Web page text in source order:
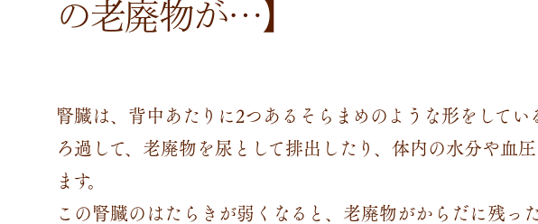
の老廃物が…】
腎臓は、背中あたりに2つあるそらまめのような形をしてい
ろ過して、老廃物を尿として排出したり、体内の水分や血
ます。
この腎臓のはたらきが弱くなると、老廃物がからだに残っ